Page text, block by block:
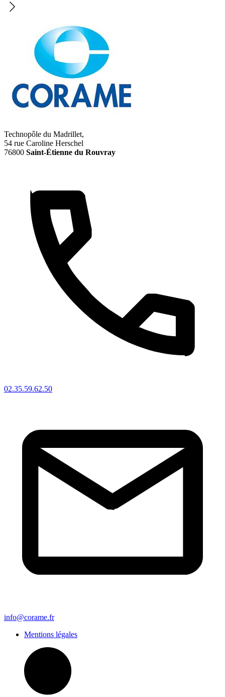
Technopôle du Madrillet,
54 rue Caroline Herschel
76800 Saint-Étienne du Rouvray
02.35.59.62.50
info@corame.fr
Mentions légales